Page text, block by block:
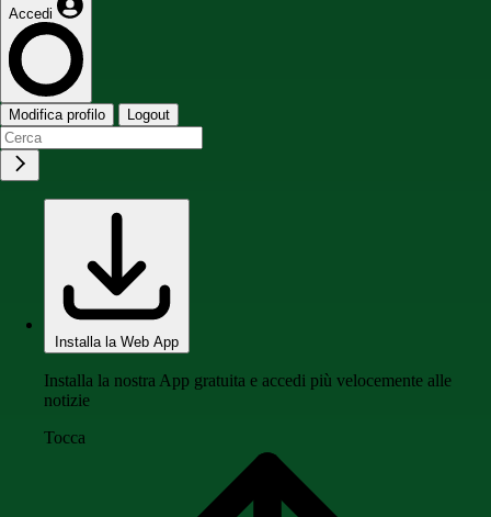
Accedi
Modifica profilo Logout
Installa la Web App
Installa la nostra App gratuita e accedi più velocemente alle
notizie
Tocca